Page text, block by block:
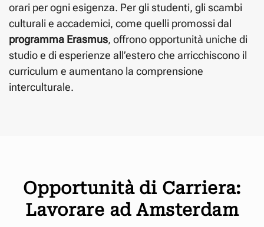
orari per ogni esigenza. Per gli studenti, gli scambi
culturali e accademici, come quelli promossi dal
programma Erasmus, offrono opportunità uniche di
studio e di esperienze all’estero che arricchiscono il
curriculum e aumentano la comprensione
interculturale.
Opportunità di Carriera:
Lavorare ad Amsterdam